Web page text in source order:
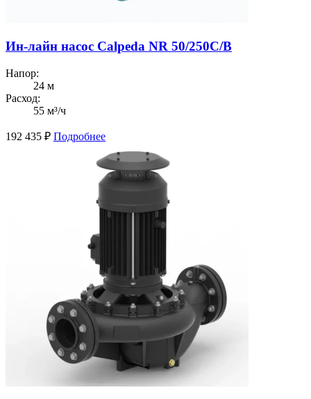
Ин-лайн насос Calpeda NR 50/250C/B
Напор:
24 м
Расход:
55 м³/ч
192 435 ₽ Подробнее